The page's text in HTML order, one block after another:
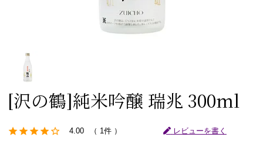
[沢の鶴]純米吟醸 瑞兆 300ml
4.00 1件 レビューを書く